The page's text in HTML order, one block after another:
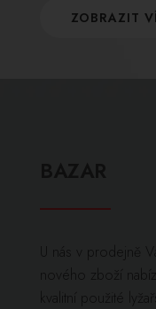
ZOBRAZIT
U nás v prodejně
nového zboží
kvalitní použité